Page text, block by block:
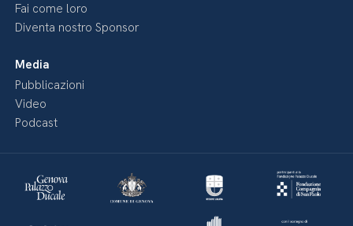
Fai come loro
Diventa nostro Sponsor
Media
Pubblicazioni
Video
Podcast